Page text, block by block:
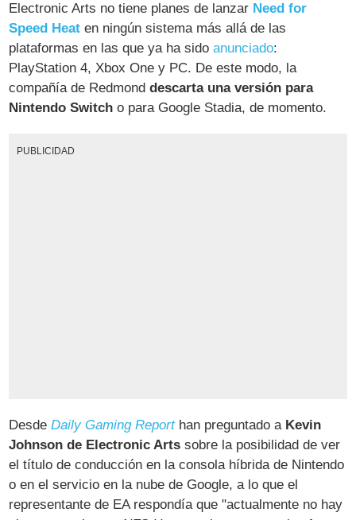
Electronic Arts no tiene planes de lanzar Need for
Speed Heat en ningún sistema más allá de las
plataformas en las que ya ha sidoanunciado:
PlayStation 4, Xbox One y PC. De este modo, la
compañía de Redmonddescarta una versión para
Nintendo Switch o para Google Stadia, de momento.
PUBLICIDAD
DesdeDaily Gaming Reporthan preguntado a Kevin
Johnson de Electronic Arts sobre la posibilidad de ver
el título de conducción en la consola híbrida de Nintendo
o en el servicio en la nube de Google, a lo que el
representante de EA respondía que "actualmente no hay